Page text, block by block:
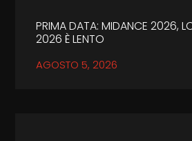
PRIMA DATA: MIDANCE 2026,
2026 È LENTO
AGOSTO 5, 2026